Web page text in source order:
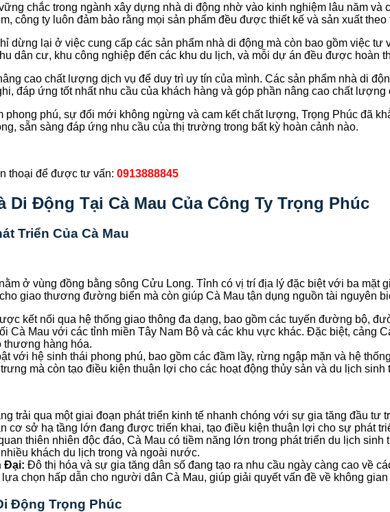
chắc trong ngành xây dựng nhà di động nhờ vào kinh nghiệm lâu năm
công ty luôn đảm bảo rằng mọi sản phẩm đều được thiết kế và sản xuất theo
dừng lại ở việc cung cấp các sản phẩm nhà di động mà còn bao gồm việc
dân cư, khu công nghiệp đến các khu du lịch, và mỗi dự án đều được hoàn
cao chất lượng dịch vụ để duy trì uy tín của mình. Các sản phẩm nhà di
đáp ứng tốt nhất nhu cầu của khách hàng và góp phần nâng cao chất lượng
phú, sự đổi mới không ngừng và cam kết chất lượng, Trọng Phúc đã
sẵn sàng đáp ứng nhu cầu của thị trường trong bất kỳ hoàn cảnh nào.
thoại để được tư vấn: 0913888845
Động Tại Cà Mau Của Công Ty Trọng Phúc
Triển Của Cà Mau
ở vùng đồng bằng sông Cửu Long. Tỉnh có vị trí địa lý đặc biệt với ba mặt
giao thương đường biển mà còn giúp Cà Mau tận dụng nguồn tài nguyên
kết nối qua hệ thống giao thông đa dạng, bao gồm các tuyến đường bộ,
Cà Mau với các tỉnh miền Tây Nam Bộ và các khu vực khác. Đặc biệt, cảng
thương hàng hóa.
với hệ sinh thái phong phú, bao gồm các đầm lầy, rừng ngập mặn và hệ
mà còn tạo điều kiện thuận lợi cho các hoạt động thủy sản và du lịch sinh
trải qua một giai đoạn phát triển kinh tế nhanh chóng với sự gia tăng đầu tư
cơ sở hạ tầng lớn đang được triển khai, tạo điều kiện thuận lợi cho sự phát
thiên nhiên độc đáo, Cà Mau có tiềm năng lớn trong phát triển du lịch
khách du lịch trong và ngoài nước.
Đại: Đô thị hóa và sự gia tăng dân số đang tạo ra nhu cầu ngày càng cao về
chọn hấp dẫn cho người dân Cà Mau, giúp giải quyết vấn đề về không
Động Trọng Phúc